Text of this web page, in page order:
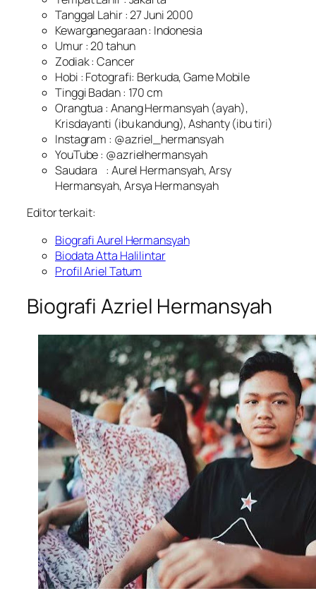
Tanggal Lahir : 27 Juni 2000
Kewarganegaraan : Indonesia
Umur : 20 tahun
Zodiak : Cancer
Hobi : Fotografi: Berkuda, Game Mobile
Tinggi Badan : 170 cm
Orangtua : Anang Hermansyah (ayah),
Krisdayanti (ibu kandung), Ashanty (ibu tiri)
Instagram : @azriel_hermansyah
YouTube : @azrielhermansyah
Saudara
: Aurel Hermansyah, Arsy
Hermansyah, Arsya Hermansyah
Editor terkait:
Biografi Aurel Hermansyah
Biodata Atta Halilintar
Profil Ariel Tatum
Biografi Azriel Hermansyah